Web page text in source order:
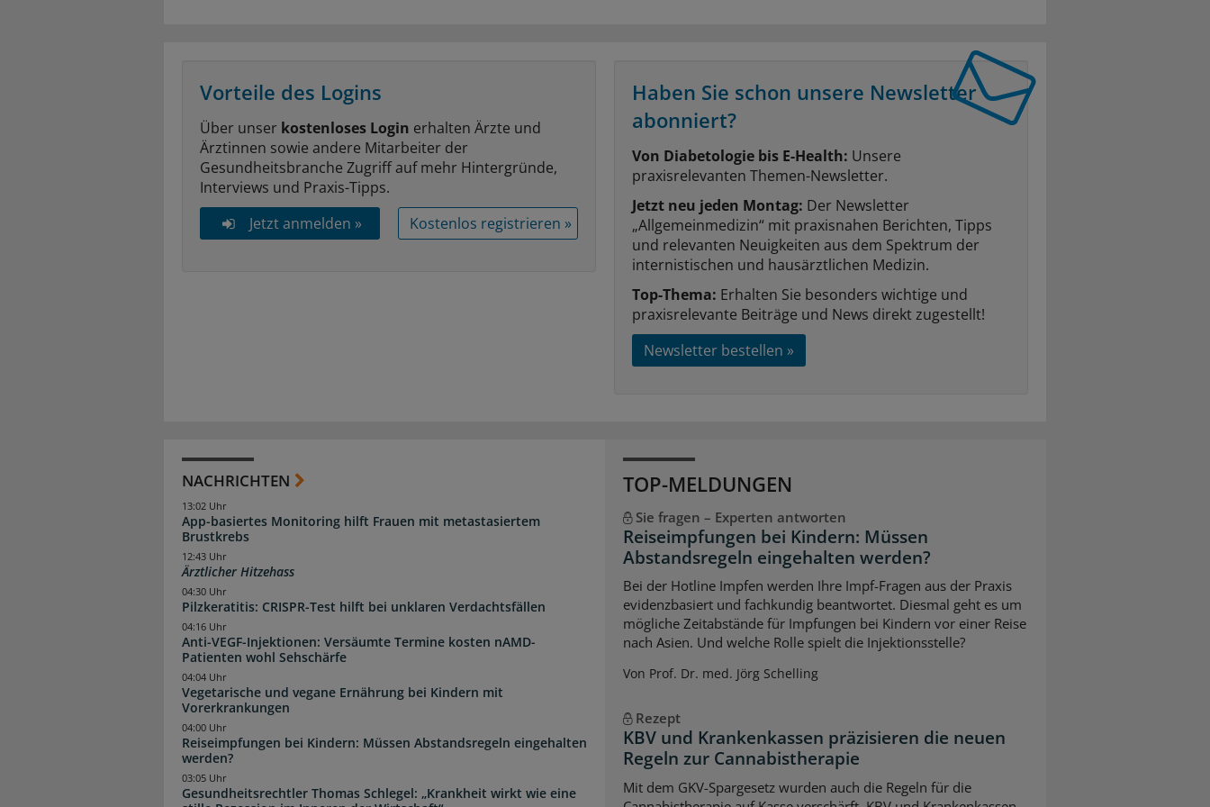
Vorteile des Logins
Über unser kostenloses Login erhalten Ärzte und
Ärztinnen sowie andere Mitarbeiter der
Gesundheitsbranche Zugriff auf mehr Hintergründe,
Interviews und Praxis-Tipps.
Jetzt anmelden »
Kostenlos registrieren »
Haben Sie schon unsere Newsletter
abonniert?
Von Diabetologie bis E-Health: Unsere
praxisrelevanten Themen-Newsletter.
Jetzt neu jeden Montag: Der Newsletter
„Allgemeinmedizin“ mit praxisnahen Berichten, Tipps
und relevanten Neuigkeiten aus dem Spektrum der
internistischen und hausärztlichen Medizin.
Top-Thema: Erhalten Sie besonders wichtige und
praxisrelevante Beiträge und News direkt zugestellt!
Newsletter bestellen »
NACHRICHTEN
App-basiertes Monitoring hilft Frauen mit metastasiertem
Brustkrebs
13:02 Uhr
Ärztlicher Hitzehass
12:43 Uhr
Pilzkeratitis: CRISPR-Test hilft bei unklaren Verdachtsfällen
04:30 Uhr
Anti-VEGF-Injektionen: Versäumte Termine kosten nAMD-
Patienten wohl Sehschärfe
04:16 Uhr
Vegetarische und vegane Ernährung bei Kindern mit
Vorerkrankungen
04:04 Uhr
Reiseimpfungen bei Kindern: Müssen Abstandsregeln eingehalten
werden?
04:00 Uhr
Gesundheitsrechtler Thomas Schlegel: „Krankheit wirkt wie eine
03:05 Uhr
TOP-MELDUNGEN
Sie fragen – Experten antworten
Reiseimpfungen bei Kindern: Müssen
Abstandsregeln eingehalten werden?
Bei der Hotline Impfen werden Ihre Impf-Fragen aus der Praxis
evidenzbasiert und fachkundig beantwortet. Diesmal geht es um
mögliche Zeitabstände für Impfungen bei Kindern vor einer Reise
nach Asien. Und welche Rolle spielt die Injektionsstelle?
Von Prof. Dr. med. Jörg Schelling
Rezept
KBV und Krankenkassen präzisieren die neuen
Regeln zur Cannabistherapie
Mit dem GKV-Spargesetz wurden auch die Regeln für die